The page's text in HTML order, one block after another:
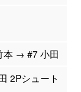
本 → #7 小田
2Pシュート